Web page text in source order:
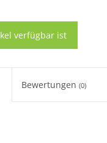
verfügbar ist
Bewertungen(0)